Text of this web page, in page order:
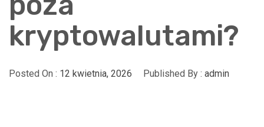
kryptowalutami?
Posted On : 12 kwietnia, 2026 Published By : admin